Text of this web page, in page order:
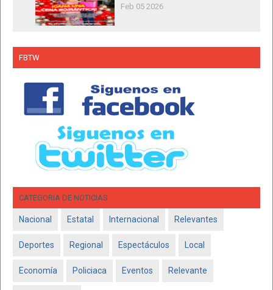
Feb 05 2026
FBTW
CATEGORIA DE NOTICIAS
Nacional Estatal Internacional Relevantes
Deportes Regional Espectáculos Local
Economía Policiaca Eventos Relevante